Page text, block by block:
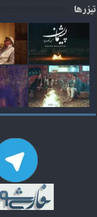
تیزرها